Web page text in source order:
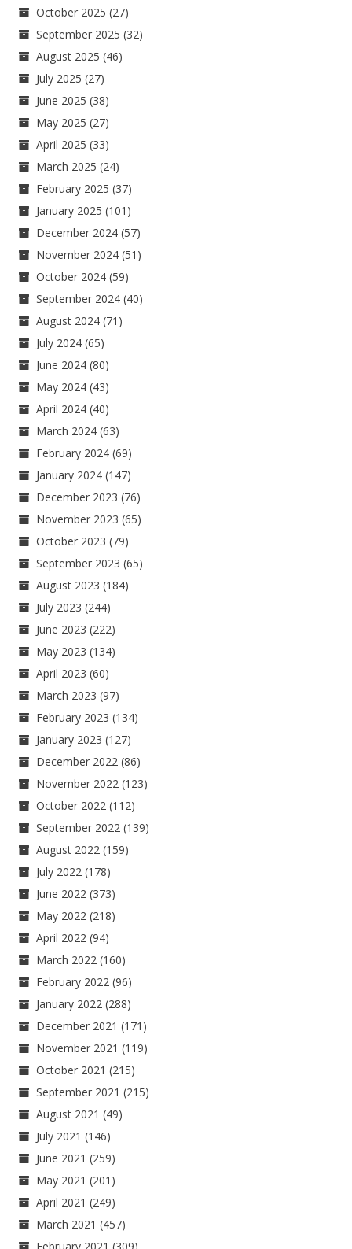
October 2025 (27)
September 2025 (32)
August 2025 (46)
July 2025 (27)
June 2025 (38)
May 2025 (27)
April 2025 (33)
March 2025 (24)
February 2025 (37)
January 2025 (101)
December 2024 (57)
November 2024 (51)
October 2024 (59)
September 2024 (40)
August 2024 (71)
July 2024 (65)
June 2024 (80)
May 2024 (43)
April 2024 (40)
March 2024 (63)
February 2024 (69)
January 2024 (147)
December 2023 (76)
November 2023 (65)
October 2023 (79)
September 2023 (65)
August 2023 (184)
July 2023 (244)
June 2023 (222)
May 2023 (134)
April 2023 (60)
March 2023 (97)
February 2023 (134)
January 2023 (127)
December 2022 (86)
November 2022 (123)
October 2022 (112)
September 2022 (139)
August 2022 (159)
July 2022 (178)
June 2022 (373)
May 2022 (218)
April 2022 (94)
March 2022 (160)
February 2022 (96)
January 2022 (288)
December 2021 (171)
November 2021 (119)
October 2021 (215)
September 2021 (215)
August 2021 (49)
July 2021 (146)
June 2021 (259)
May 2021 (201)
April 2021 (249)
March 2021 (457)